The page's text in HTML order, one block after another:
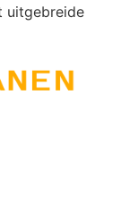
uitgebreide